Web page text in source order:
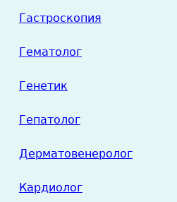
Гастроскопия
Гематолог
Генетик
Гепатолог
Дерматовенеролог
Кардиолог